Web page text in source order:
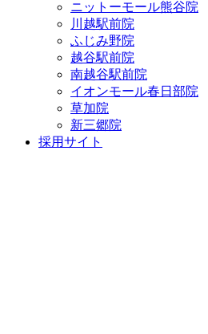
ニットーモール熊谷院
川越駅前院
ふじみ野院
越谷駅前院
南越谷駅前院
イオンモール春日部院
草加院
新三郷院
採用サイト